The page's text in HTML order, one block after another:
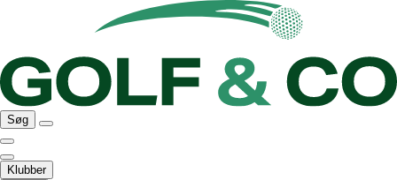
Søg
Klubber